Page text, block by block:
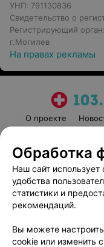
УНП: 791130836
Свидетельство о
Регистрирующий
г.Могилев
На правах рекламы
О проекте
Обработка
Наш сайт
удобства
статистики и
рекомендаций.
Вы можете
cookie или изменить